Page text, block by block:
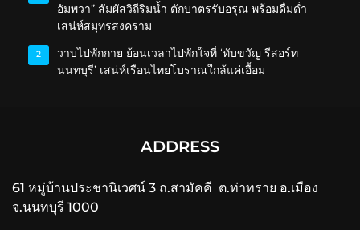
อัมพวา” สัมผัสวิถีริมน้ำ ตักบาตรรับอรุณ พร้อมดื่มด่ำ
เสน่ห์สมุทรสงคราม
2
วาบไปพักกาย ย้อนเวลาไปพักใจที่ ‘ทับขวัญ รีสอร์ท
นนทบุรี’ เสน่ห์เรือนไทยโบราณใกล้แค่เอื้อม
ADDRESS
61 หมู่บ้านประชานิเวศน์ 3 ถ.สามัคคี ต.ท่าทราย อ.เมือง
จ.นนทบุรี 1000